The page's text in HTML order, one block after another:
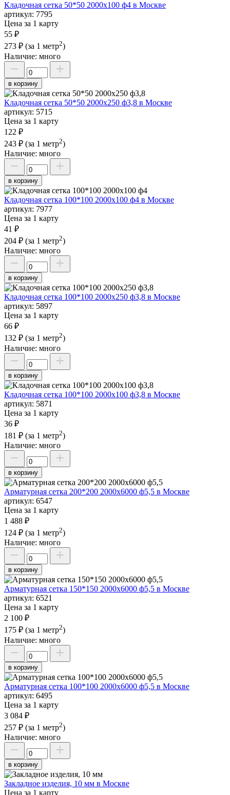
Кладочная сетка 50*50 2000х100 ф4 в Москве
артикул: 7795
Цена за 1 карту
55 ₽
273 ₽ (за 1 метр2)
Наличие: много
в корзину
Кладочная сетка 50*50 2000х250 ф3,8 в Москве
артикул: 5715
Цена за 1 карту
122 ₽
243 ₽ (за 1 метр2)
Наличие: много
в корзину
Кладочная сетка 100*100 2000х100 ф4 в Москве
артикул: 7977
Цена за 1 карту
41 ₽
204 ₽ (за 1 метр2)
Наличие: много
в корзину
Кладочная сетка 100*100 2000х250 ф3,8 в Москве
артикул: 5897
Цена за 1 карту
66 ₽
132 ₽ (за 1 метр2)
Наличие: много
в корзину
Кладочная сетка 100*100 2000х100 ф3,8 в Москве
артикул: 5871
Цена за 1 карту
36 ₽
181 ₽ (за 1 метр2)
Наличие: много
в корзину
Арматурная сетка 200*200 2000х6000 ф5,5 в Москве
артикул: 6547
Цена за 1 карту
1 488 ₽
124 ₽ (за 1 метр2)
Наличие: много
в корзину
Арматурная сетка 150*150 2000х6000 ф5,5 в Москве
артикул: 6521
Цена за 1 карту
2 100 ₽
175 ₽ (за 1 метр2)
Наличие: много
в корзину
Арматурная сетка 100*100 2000х6000 ф5,5 в Москве
артикул: 6495
Цена за 1 карту
3 084 ₽
257 ₽ (за 1 метр2)
Наличие: много
в корзину
Закладное изделия, 10 мм в Москве
Цена за 1 карту